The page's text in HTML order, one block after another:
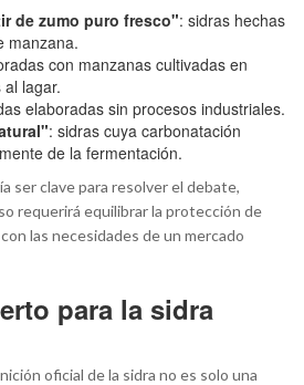
de zumo puro fresco": sidras hechas
manzana.
con manzanas cultivadas en
lagar.
elaboradas sin procesos industriales.
: sidras cuya carbonatación
de la fermentación.
ser clave para resolver el debate,
requerirá equilibrar la protección de
las necesidades de un mercado
para la sidra
oficial de la sidra no es solo una